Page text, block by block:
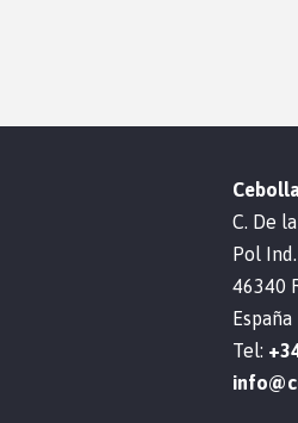
C. De
Pol
46340
España
Tel: